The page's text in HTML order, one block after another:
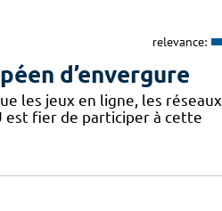
relevance:
d’envergure
les jeux en ligne, les réseaux
est fier de participer à cette